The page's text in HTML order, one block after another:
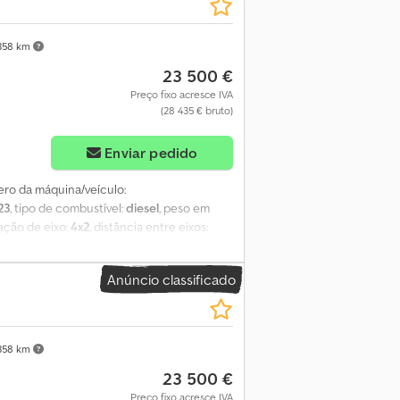
km
23 500 €
Preço fixo acresce IVA
(28 435 € bruto)
Enviar pedido
da máquina/veículo:
, tipo de combustível:diesel, peso em
de eixo:4x2, distância entre eixos:
mm, largura do espaço de carga:1 740
Dedpjzr Nk Tsfx AkqockAnúncio classificado
km
23 500 €
Preço fixo acresce IVA